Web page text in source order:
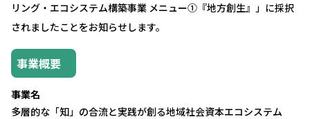
リング・エコシステム構築事業 メニュー①『地方創生』」に採択
されましたことをお知らせします。
事業概要
事業名
多層的な「知」の合流と実践が創る地域社会資本エコシステム